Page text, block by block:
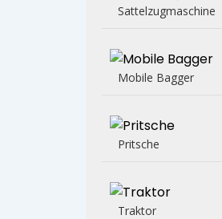
Sattelzugmaschine
Mobile Bagger
Pritsche
Traktor